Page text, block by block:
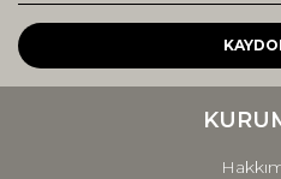
Ürün resmi kalitesiz, bozuk
Ürün açıklamasında eksik
Ürün fiyatı diğer sitelerden